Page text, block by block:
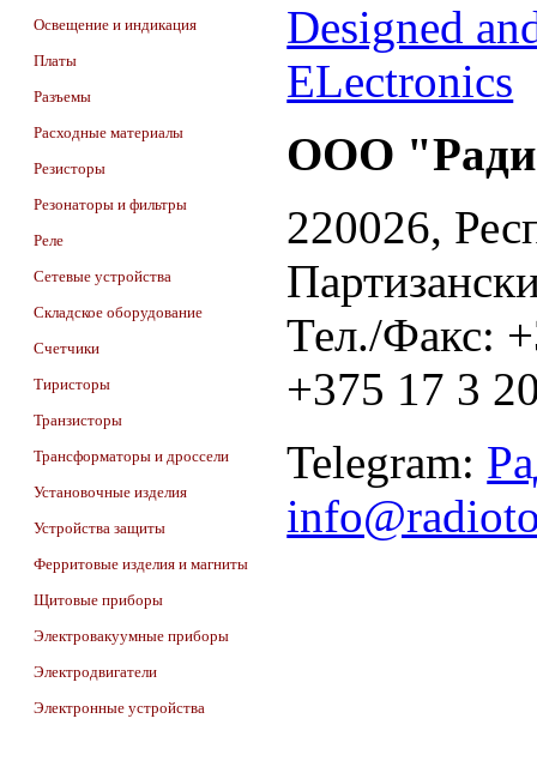
Освещение и индикация
Платы
Разъемы
Расходные материалы
Резисторы
Резонаторы и фильтры
Реле
Сетевые устройства
Складское оборудование
Счетчики
Тиристоры
Транзисторы
Трансформаторы и дроссели
Установочные изделия
Устройства защиты
Ферритовые изделия и магниты
Щитовые приборы
Электровакуумные приборы
Электродвигатели
Электронные устройства
Designed
ELectronics
ООО
220026,
Тел./Факс:
+375 17 3
Telegram: